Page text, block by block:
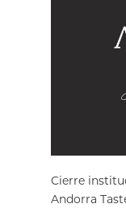
Cierre
Andorra